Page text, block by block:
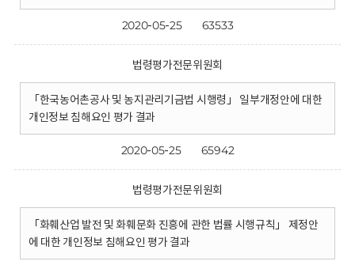
2020-05-25 63533
법령평가전문위원회
「한국농어촌공사 및 농지관리기금법 시행령」 일부개정안에 대한
개인정보 침해요인 평가 결과
2020-05-25 65942
법령평가전문위원회
「화훼산업 발전 및 화훼문화 진흥에 관한 법률 시행규칙」 제정안
에 대한 개인정보 침해요인 평가 결과